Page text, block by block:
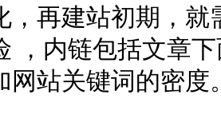
，再建站初期，
，内链包括文章
网站关键词的密度